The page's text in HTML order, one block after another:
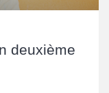
deuxième